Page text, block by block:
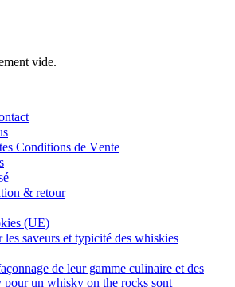
vide.
Conditions de Vente
& retour
(UE)
les saveurs et typicité des whiskies
de leur gamme culinaire et des
pour un whisky on the rocks sont